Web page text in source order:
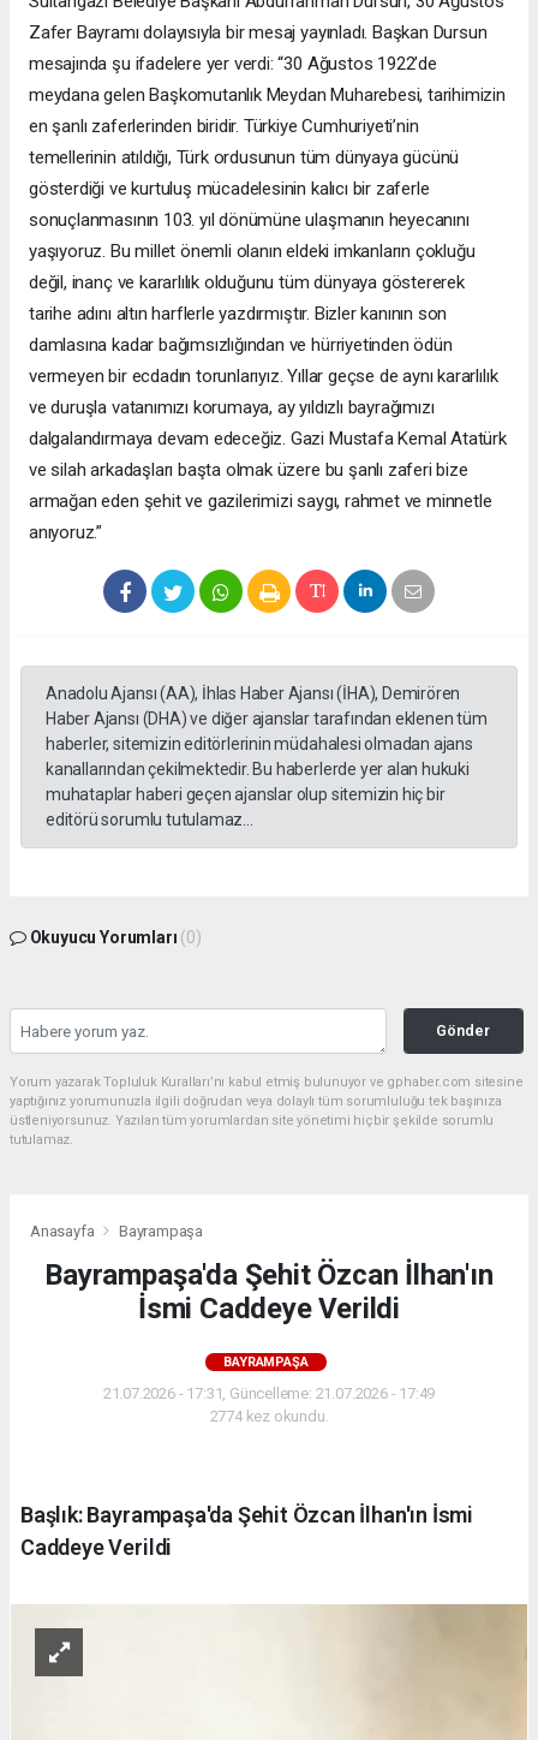
Zafer Bayramı dolayısıyla bir mesaj yayınladı. Başkan Dursun
mesajında şu ifadelere yer verdi: “30 Ağustos 1922’de
meydana gelen Başkomutanlık Meydan Muharebesi, tarihimizin
en şanlı zaferlerinden biridir. Türkiye Cumhuriyeti’nin
temellerinin atıldığı, Türk ordusunun tüm dünyaya gücünü
gösterdiği ve kurtuluş mücadelesinin kalıcı bir zaferle
sonuçlanmasının 103. yıl dönümüne ulaşmanın heyecanını
yaşıyoruz. Bu millet önemli olanın eldeki imkanların çokluğu
değil, inanç ve kararlılık olduğunu tüm dünyaya göstererek
tarihe adını altın harflerle yazdırmıştır. Bizler kanının son
damlasına kadar bağımsızlığından ve hürriyetinden ödün
vermeyen bir ecdadın torunlarıyız. Yıllar geçse de aynı kararlılık
ve duruşla vatanımızı korumaya, ay yıldızlı bayrağımızı
dalgalandırmaya devam edeceğiz. Gazi Mustafa Kemal Atatürk
ve silah arkadaşları başta olmak üzere bu şanlı zaferi bize
armağan eden şehit ve gazilerimizi saygı, rahmet ve minnetle
anıyoruz.”
Anadolu Ajansı (AA), İhlas Haber Ajansı (İHA), Demirören
Haber Ajansı (DHA) ve diğer ajanslar tarafından eklenen tüm
haberler, sitemizin editörlerinin müdahalesi olmadan ajans
kanallarından çekilmektedir. Bu haberlerde yer alan hukuki
muhataplar haberi geçen ajanslar olup sitemizin hiç bir
editörü sorumlu tutulamaz...
Okuyucu Yorumları (0)
Gönder
Yorum yazarak Topluluk Kuralları’nı kabul etmiş bulunuyor ve gphaber.com sitesine
yaptığınız yorumunuzla ilgili doğrudan veya dolaylı tüm sorumluluğu tek başınıza
üstleniyorsunuz. Yazılan tüm yorumlardan site yönetimi hiçbir şekilde sorumlu
tutulamaz.
Anasayfa Bayrampaşa
Bayrampaşa'da Şehit Özcan İlhan'ın
İsmi Caddeye Verildi
BAYRAMPAŞA
21.07.2026 - 17:31, Güncelleme: 21.07.2026 - 17:49
2774 kez okundu.
Başlık: Bayrampaşa'da Şehit Özcan İlhan'ın İsmi
Caddeye Verildi